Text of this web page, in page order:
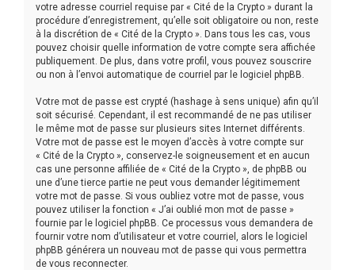
votre adresse courriel requise par « Cité de la Crypto » durant la
procédure d’enregistrement, qu’elle soit obligatoire ou non, reste
à la discrétion de « Cité de la Crypto ». Dans tous les cas, vous
pouvez choisir quelle information de votre compte sera affichée
publiquement. De plus, dans votre profil, vous pouvez souscrire
ou non à l’envoi automatique de courriel par le logiciel phpBB.
Votre mot de passe est crypté (hashage à sens unique) afin qu’il
soit sécurisé. Cependant, il est recommandé de ne pas utiliser
le même mot de passe sur plusieurs sites Internet différents.
Votre mot de passe est le moyen d’accès à votre compte sur
« Cité de la Crypto », conservez-le soigneusement et en aucun
cas une personne affiliée de « Cité de la Crypto », de phpBB ou
une d’une tierce partie ne peut vous demander légitimement
votre mot de passe. Si vous oubliez votre mot de passe, vous
pouvez utiliser la fonction « J’ai oublié mon mot de passe »
fournie par le logiciel phpBB. Ce processus vous demandera de
fournir votre nom d’utilisateur et votre courriel, alors le logiciel
phpBB générera un nouveau mot de passe qui vous permettra
de vous reconnecter.